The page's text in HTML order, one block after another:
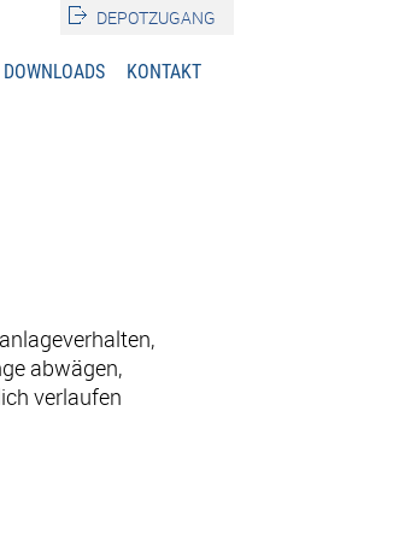
DOWNLOADS KONTAKT
DEPOTZUGANG
abwägen,
verlaufen